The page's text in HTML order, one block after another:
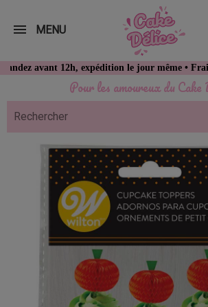
Pour les amoureux du Cake
avant 12h, expédition le jour même • Frais de
MENU